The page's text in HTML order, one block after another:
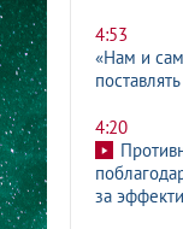
4:53
«Нам и
4:20
за